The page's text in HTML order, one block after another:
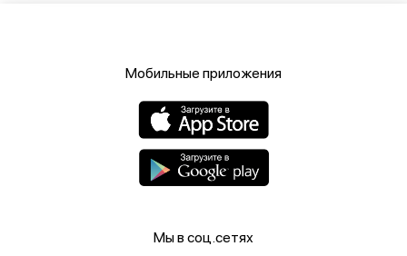
Мобильные приложения
Мы в соц.сетях